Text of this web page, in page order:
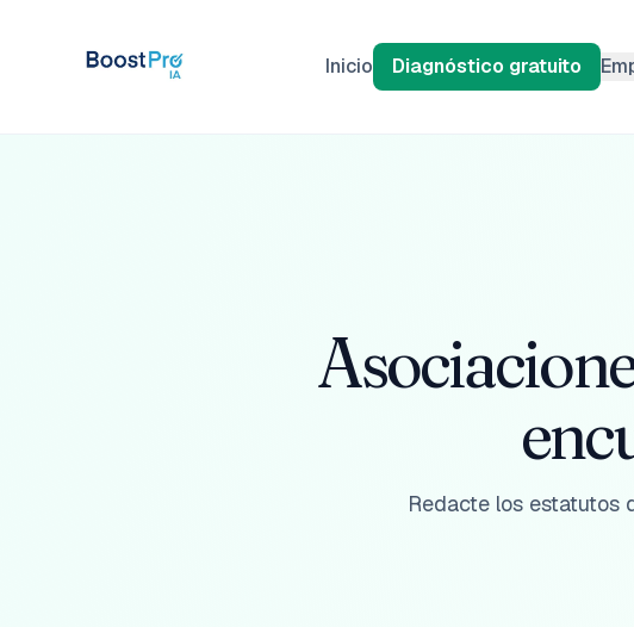
Inicio Diagnóstico gratuito
Redacte los estatutos